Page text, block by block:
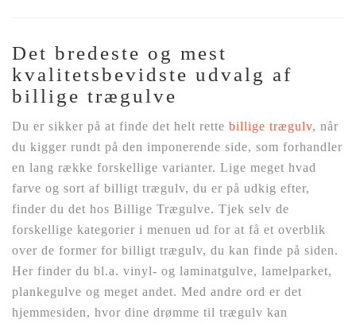
Det bredeste og mest
kvalitetsbevidste udvalg af
billige trægulve
Du er sikker på at finde det helt rette billige trægulv, når
du kigger rundt på den imponerende side, som forhandler
en lang række forskellige varianter. Lige meget hvad
farve og sort af billigt trægulv, du er på udkig efter,
finder du det hos Billige Trægulve. Tjek selv de
forskellige kategorier i menuen ud for at få et overblik
over de former for billigt trægulv, du kan finde på siden.
Her finder du bl.a. vinyl- og laminatgulve, lamelparket,
plankegulve og meget andet. Med andre ord er det
hjemmesiden, hvor dine drømme til trægulv kan